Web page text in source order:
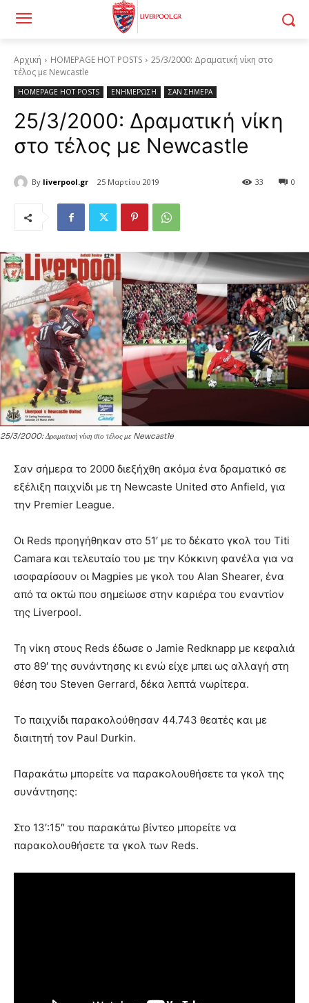
Αρχική HOMEPAGE HOT POSTS
25/3/2000: Δραματική νίκη στο
τέλος με Newcastle
HOMEPAGE HOT POSTS ΕΝΗΜΕΡΩΣΗ ΣΑΝ ΣΗΜΕΡΑ
25/3/2000: Δραματική νίκη
στο τέλος με Newcastle
By liverpool.gr 25 Μαρτίου 2019 0
33
25/3/2000: Δραματική νίκη στο τέλος με Newcastle
Σαν σήμερα το 2000 διεξήχθη ακόμα ένα δραματικό σε
εξέλιξη παιχνίδι με τη Newcaste United στο Anfield, για
την Premier League.
Οι Reds προηγήθηκαν στο 51′ με το δέκατo γκολ του Titi
Camara και τελευταίο του με την Κόκκινη φανέλα για να
ισοφαρίσουν οι Magpies με γκολ του Alan Shearer, ένα
από τα οκτώ που σημείωσε στην καριέρα του εναντίον
της Liverpool.
Τη νίκη στους Reds έδωσε ο Jamie Redknapp με κεφαλιά
στο 89′ της συνάντησης κι ενώ είχε μπει ως αλλαγή στη
θέση του Steven Gerrard, δέκα λεπτά νωρίτερα.
Το παιχνίδι παρακολούθησαν 44.743 θεατές και με
διαιτητή τον Paul Durkin.
Παρακάτω μπορείτε να παρακολουθήσετε τα γκολ της
συνάντησης:
Στο 13′:15″ του παρακάτω βίντεο μπορείτε να
παρακολουθήσετε τα γκολ των Reds.